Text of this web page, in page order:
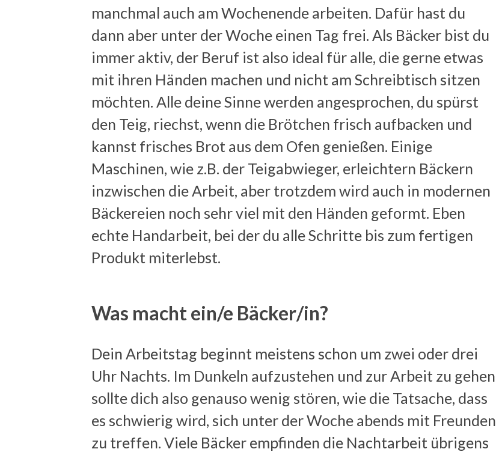
manchmal auch am Wochenende arbeiten. Dafür hast du
dann aber unter der Woche einen Tag frei. Als Bäcker bist du
immer aktiv, der Beruf ist also ideal für alle, die gerne etwas
mit ihren Händen machen und nicht am Schreibtisch sitzen
möchten. Alle deine Sinne werden angesprochen, du spürst
den Teig, riechst, wenn die Brötchen frisch aufbacken und
kannst frisches Brot aus dem Ofen genießen. Einige
Maschinen, wie z.B. der Teigabwieger, erleichtern Bäckern
inzwischen die Arbeit, aber trotzdem wird auch in modernen
Bäckereien noch sehr viel mit den Händen geformt. Eben
echte Handarbeit, bei der du alle Schritte bis zum fertigen
Produkt miterlebst.
Was macht ein/e Bäcker/in?
Dein Arbeitstag beginnt meistens schon um zwei oder drei
Uhr Nachts. Im Dunkeln aufzustehen und zur Arbeit zu gehen
sollte dich also genauso wenig stören, wie die Tatsache, dass
es schwierig wird, sich unter der Woche abends mit Freunden
zu treffen. Viele Bäcker empfinden die Nachtarbeit übrigens